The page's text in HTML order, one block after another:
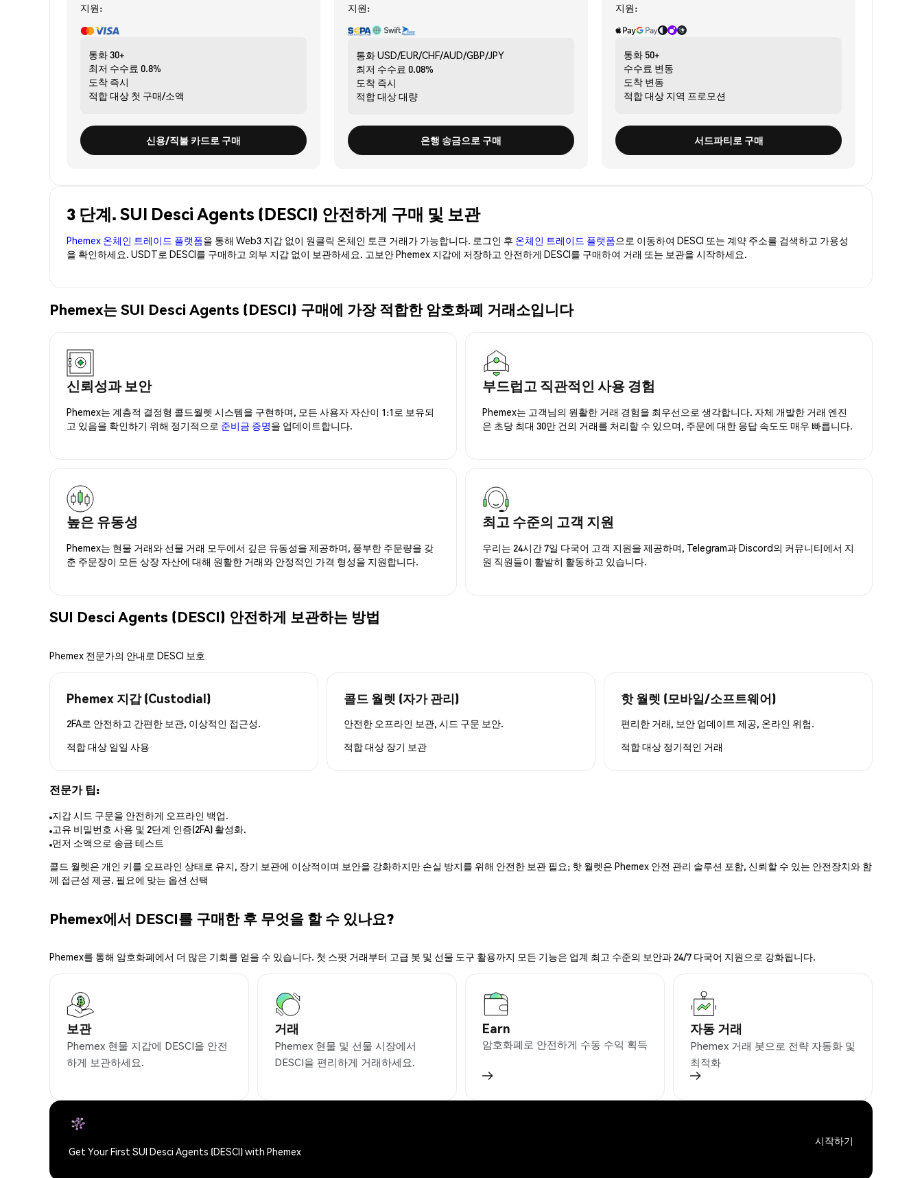
지원:
통화30+
최저 수수료 0.8%
도착 즉시
적합 대상 첫 구매/소액
신용/직불 카드로 구매
지원:
통화USD/EUR/CHF/AUD/GBP/JPY
최저 수수료 0.08%
도착 즉시
적합 대상대량
은행 송금으로 구매
지원:
통화 50+
수수료 변동
도착 변동
적합 대상 지역 프로모션
서드파티로 구매
3 단계. SUI Desci Agents (DESCI) 안전하게 구매 및 보관
Phemex 온체인 트레이드 플랫폼을 통해 Web3 지갑 없이 원클릭 온체인 토큰 거래가 가능합니다. 로그인 후 온체인 트레이드 플랫폼으로 이동하여 DESCI 또는 계약 주소를 검색하고 가용성
을 확인하세요. USDT로 DESCI를 구매하고 외부 지갑 없이 보관하세요. 고보안 Phemex 지갑에 저장하고 안전하게 DESCI를 구매하여 거래 또는 보관을 시작하세요.
Phemex는 SUI Desci Agents (DESCI) 구매에 가장 적합한 암호화폐 거래소입니다
신뢰성과 보안
Phemex는 계층적 결정형 콜드월렛 시스템을 구현하며, 모든 사용자 자산이 1:1로 보유되
고 있음을 확인하기 위해 정기적으로 준비금 증명을 업데이트합니다.
부드럽고 직관적인 사용 경험
Phemex는 고객님의 원활한 거래 경험을 최우선으로 생각합니다. 자체 개발한 거래 엔진
은 초당 최대 30만 건의 거래를 처리할 수 있으며, 주문에 대한 응답 속도도 매우 빠릅니다.
높은 유동성
Phemex는 현물 거래와 선물 거래 모두에서 깊은 유동성을 제공하며, 풍부한 주문량을 갖
춘 주문장이 모든 상장 자산에 대해 원활한 거래와 안정적인 가격 형성을 지원합니다.
최고 수준의 고객 지원
우리는 24시간 7일 다국어 고객 지원을 제공하며, Telegram과 Discord의 커뮤니티에서 지
원 직원들이 활발히 활동하고 있습니다.
SUI Desci Agents (DESCI) 안전하게 보관하는 방법
Phemex 전문가의 안내로 DESCI 보호
Phemex 지갑 (Custodial)
2FA로 안전하고 간편한 보관, 이상적인 접근성.
적합 대상 일일 사용
콜드 월렛 (자가 관리)
안전한 오프라인 보관, 시드 구문 보안.
적합 대상 장기 보관
핫 월렛 (모바일/소프트웨어)
편리한 거래, 보안 업데이트 제공, 온라인 위험.
적합 대상 정기적인 거래
전문가 팁:
지갑 시드 구문을 안전하게 오프라인 백업.
고유 비밀번호 사용 및 2단계 인증(2FA) 활성화.
먼저 소액으로 송금 테스트
콜드 월렛은 개인 키를 오프라인 상태로 유지, 장기 보관에 이상적이며 보안을 강화하지만 손실 방지를 위해 안전한 보관 필요; 핫 월렛은 Phemex 안전 관리 솔루션 포함, 신뢰할 수 있는 안전장치와 함
께 접근성 제공. 필요에 맞는 옵션 선택
Phemex에서 DESCI를 구매한 후 무엇을 할 수 있나요?
Phemex를 통해 암호화폐에서 더 많은 기회를 얻을 수 있습니다. 첫 스팟 거래부터 고급 봇 및 선물 도구 활용까지 모든 기능은 업계 최고 수준의 보안과 24/7 다국어 지원으로 강화됩니다.
보관
Phemex 현물 지갑에 DESCI을 안전
하게 보관하세요.
거래
Phemex 현물 및 선물 시장에서
DESCI을 편리하게 거래하세요.
Earn
암호화폐로 안전하게 수동 수익 획득
자동 거래
Phemex 거래 봇으로 전략 자동화 및
최적화
Get Your First SUI Desci Agents (DESCI) with Phemex
시작하기